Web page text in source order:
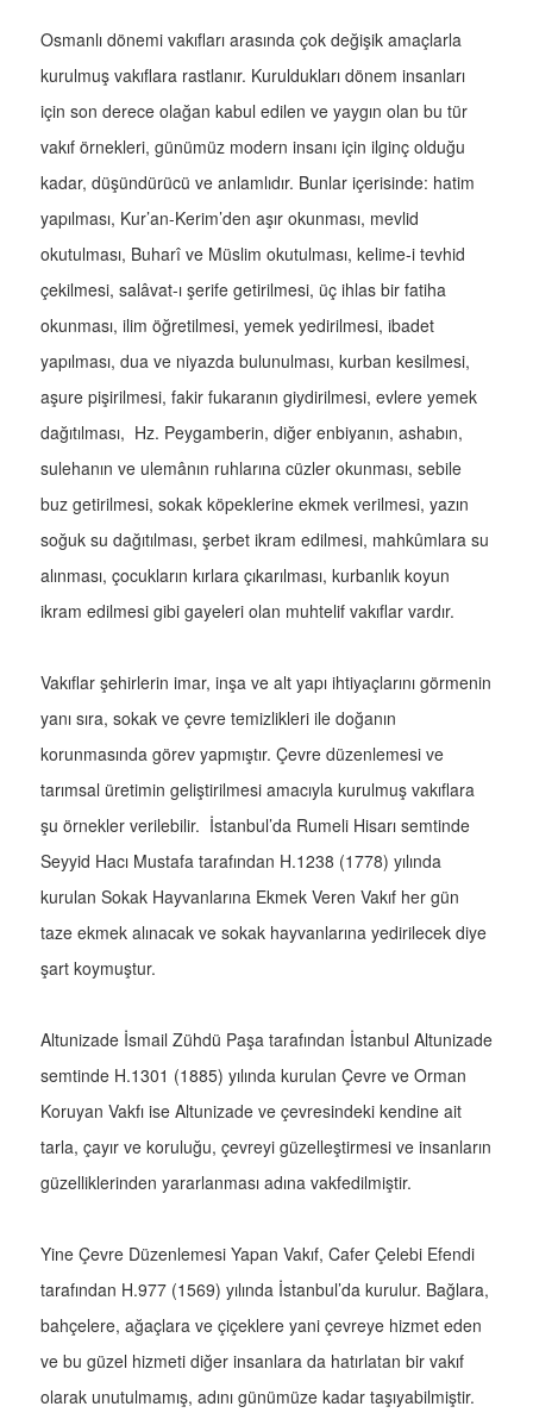
Osmanlı dönemi vakıfları arasında çok değişik amaçlarla
kurulmuş vakıflara rastlanır. Kuruldukları dönem insanları
için son derece olağan kabul edilen ve yaygın olan bu tür
vakıf örnekleri, günümüz modern insanı için ilginç olduğu
kadar, düşündürücü ve anlamlıdır. Bunlar içerisinde: hatim
yapılması, Kur’an-Kerim’den aşır okunması, mevlid
okutulması, Buharî ve Müslim okutulması, kelime-i tevhid
çekilmesi, salâvat-ı şerife getirilmesi, üç ihlas bir fatiha
okunması, ilim öğretilmesi, yemek yedirilmesi, ibadet
yapılması, dua ve niyazda bulunulması, kurban kesilmesi,
aşure pişirilmesi, fakir fukaranın giydirilmesi, evlere yemek
dağıtılması, Hz. Peygamberin, diğer enbiyanın, ashabın,
sulehanın ve ulemânın ruhlarına cüzler okunması, sebile
buz getirilmesi, sokak köpeklerine ekmek verilmesi, yazın
soğuk su dağıtılması, şerbet ikram edilmesi, mahkûmlara su
alınması, çocukların kırlara çıkarılması, kurbanlık koyun
ikram edilmesi gibi gayeleri olan muhtelif vakıflar vardır.
Vakıflar şehirlerin imar, inşa ve alt yapı ihtiyaçlarını görmenin
yanı sıra, sokak ve çevre temizlikleri ile doğanın
korunmasında görev yapmıştır. Çevre düzenlemesi ve
tarımsal üretimin geliştirilmesi amacıyla kurulmuş vakıflara
şu örnekler verilebilir. İstanbul’da Rumeli Hisarı semtinde
Seyyid Hacı Mustafa tarafından H.1238 (1778) yılında
kurulan Sokak Hayvanlarına Ekmek Veren Vakıf her gün
taze ekmek alınacak ve sokak hayvanlarına yedirilecek diye
şart koymuştur.
Altunizade İsmail Zühdü Paşa tarafından İstanbul Altunizade
semtinde H.1301 (1885) yılında kurulan Çevre ve Orman
Koruyan Vakfı ise Altunizade ve çevresindeki kendine ait
tarla, çayır ve koruluğu, çevreyi güzelleştirmesi ve insanların
güzelliklerinden yararlanması adına vakfedilmiştir.
Yine Çevre Düzenlemesi Yapan Vakıf, Cafer Çelebi Efendi
tarafından H.977 (1569) yılında İstanbul’da kurulur. Bağlara,
bahçelere, ağaçlara ve çiçeklere yani çevreye hizmet eden
ve bu güzel hizmeti diğer insanlara da hatırlatan bir vakıf
olarak unutulmamış, adını günümüze kadar taşıyabilmiştir.